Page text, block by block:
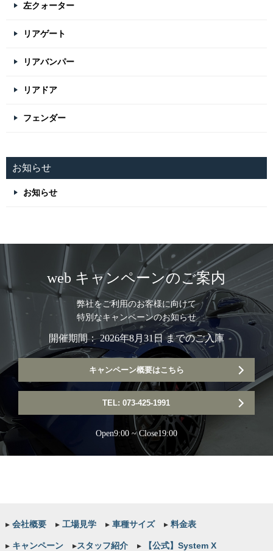
左クォーター
リアゲート
リアバンパー
リアドア
フェンダー
お知らせ
お知らせ
web キャンペーンのご案内
弊社をご利用のお客様に向けて
特別なキャンペーンのお知らせ
開催期間： 2026年8月31日 までのご入庫
キャンペーン概要はこちら
TEL: 073-425-1991
Open9:00 ~ Close19:00
▸会社概要 ▸工場見学 ▸車種サイズ ▸料金表
▸キャンペーン ▸スタッフ紹介 ▸【公式】System X